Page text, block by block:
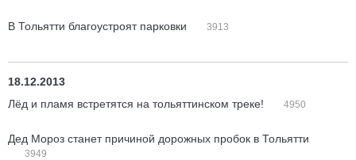
В Тольятти благоустроят парковки 3913
18.12.2013
Лёд и пламя встретятся на тольяттинском треке!
4950
Дед Мороз станет причиной дорожных пробок в Тольятти
3949